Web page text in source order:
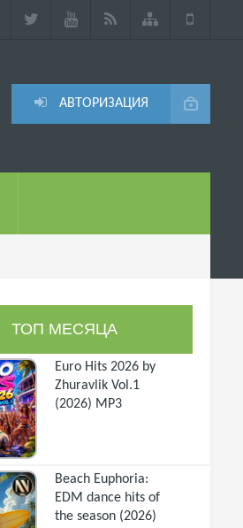
АВТОРИЗАЦИЯ
ТОП МЕСЯЦА
Euro Hits 2026 by
Zhuravlik Vol.1
(2026) MP3
Beach Euphoria:
EDM dance hits of
the season (2026)